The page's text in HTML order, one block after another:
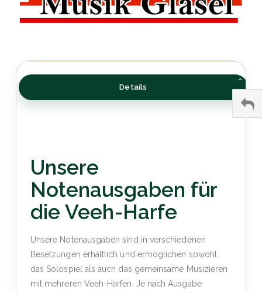
Details
Unsere
Notenausgaben für
die Veeh-Harfe
Unsere Notenausgaben sind in verschiedenen
Besetzungen erhältlich und ermöglichen sowohl
das Solospiel als auch das gemeinsame Musizieren
mit mehreren Veeh-Harfen. Je nach Ausgabe